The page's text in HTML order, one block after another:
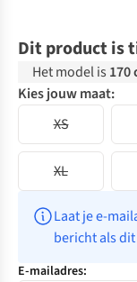
Dit product is
Het model is 170
Kies jouw maat:
XS
XL
Laat je e-
bericht als
E-mailadres: